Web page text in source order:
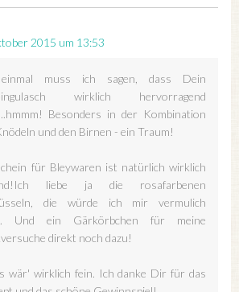
2015 um 13:53
muss ich sagen, dass Dein
wirklich hervorragend
Besonders in der Kombination
und den Birnen - ein Traum!
für Bleywaren ist natürlich wirklich
liebe ja die rosafarbenen
die würde ich mir vermulich
Und ein Gärkörbchen für meine
direkt noch dazu!
wär' wirklich fein. Ich danke Dir für das